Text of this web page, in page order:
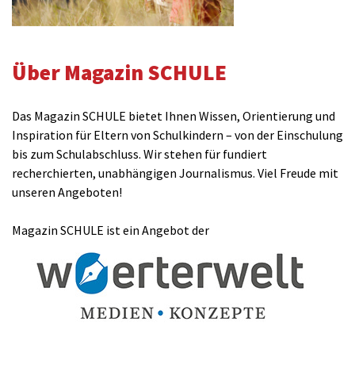
Über Magazin SCHULE
Das Magazin SCHULE bietet Ihnen Wissen, Orientierung und
Inspiration für Eltern von Schulkindern – von der Einschulung
bis zum Schulabschluss. Wir stehen für fundiert
recherchierten, unabhängigen Journalismus. Viel Freude mit
unseren Angeboten!
Magazin SCHULE ist ein Angebot der